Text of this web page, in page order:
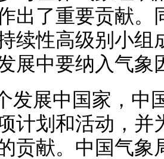
出了重要贡献。
续性高级别小组
展中要纳入气象
发展中国家，中
计划和活动，并
贡献。中国气象